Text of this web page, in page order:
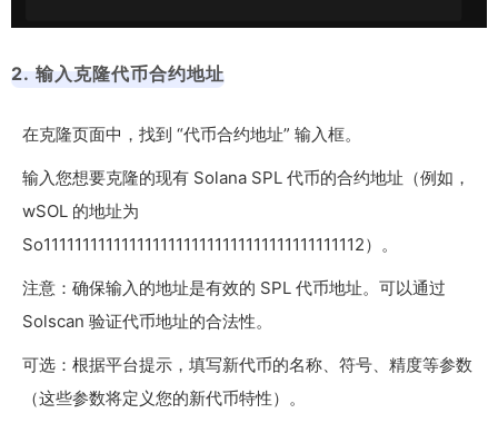
2. 输入克隆代币合约地址
在克隆页面中，找到 “代币合约地址” 输入框。
输入您想要克隆的现有 Solana SPL 代币的合约地址（例如，
wSOL 的地址为
So11111111111111111111111111111111111111112）。
注意：确保输入的地址是有效的 SPL 代币地址。可以通过
Solscan 验证代币地址的合法性。
可选：根据平台提示，填写新代币的名称、符号、精度等参数
（这些参数将定义您的新代币特性）。